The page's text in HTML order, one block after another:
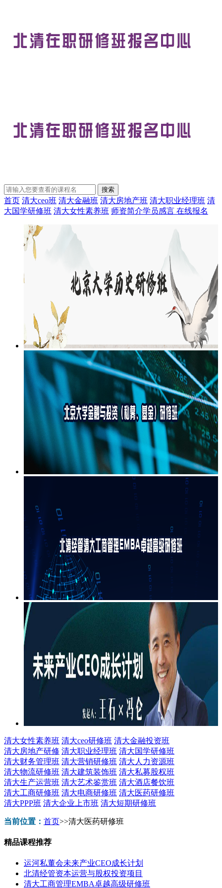
首页 清大ceo班 清大金融班 清大房地产班 清大职业经理班 清
大国学研修班 清大女性素养班 师资简介学员感言 在线报名
清大女性素养班 清大ceo研修班 清大金融投资班
清大房地产研修 清大职业经理班 清大国学研修班
清大财务管理班 清大营销研修班 清大人力资源班
清大物流研修班 清大建筑装饰班 清大私募股权班
清大生产运营班 清大艺术鉴赏班 清大酒店餐饮班
清大工商研修班 清大电商研修班 清大医药研修班
清大PPP班 清大企业上市班 清大短期研修班
当前位置： 首页>>清大医药研修班
精品课程推荐
运河私董会未来产业CEO成长计划
北清经管资本运营与股权投资项目
清大工商管理EMBA卓越高级研修班